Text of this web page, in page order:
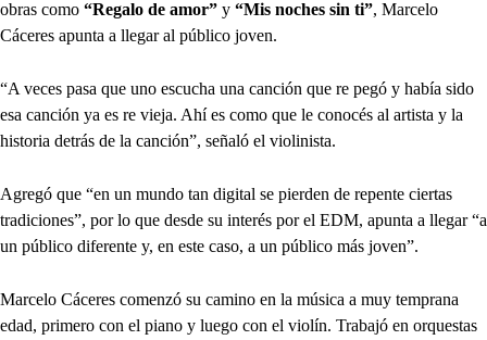
obras como “Regalo de amor” y “Mis noches sin ti”, Marcelo
Cáceres apunta a llegar al público joven.
“A veces pasa que uno escucha una canción que re pegó y había sido
esa canción ya es re vieja. Ahí es como que le conocés al artista y la
historia detrás de la canción”, señaló el violinista.
Agregó que “en un mundo tan digital se pierden de repente ciertas
tradiciones”, por lo que desde su interés por el EDM, apunta a llegar “a
un público diferente y, en este caso, a un público más joven”.
Marcelo Cáceres comenzó su camino en la música a muy temprana
edad, primero con el piano y luego con el violín. Trabajó en orquestas